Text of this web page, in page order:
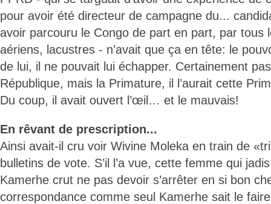
pour avoir été directeur de campagne du...
avoir parcouru le Congo de part en part, par tous
aériens, lacustres - n’avait que ça en tête: le
de lui, il ne pouvait lui échapper. Certainement
République, mais la Primature, il l’aurait cette
Du coup, il avait ouvert l’œil… et le mauvais!
En rêvant de prescription...
Ainsi avait-il cru voir Wivine Moleka en train de
bulletins de vote. S’il l’a vue, cette femme qui
Kamerhe crut ne pas devoir s’arrêter en si bon
correspondance comme seul Kamerhe sait le